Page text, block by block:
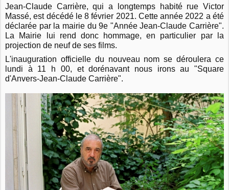
Jean-Claude Carrière, qui a longtemps habité rue Victor
Massé, est décédé le 8 février 2021. Cette année 2022 a été
déclarée par la mairie du 9e "Année Jean-Claude Carrière".
La Mairie lui rend donc hommage, en particulier par la
projection de neuf de ses films.
L'inauguration officielle du nouveau nom se déroulera ce
lundi à 11 h 00, et dorénavant nous irons au "Square
d'Anvers-Jean-Claude Carrière".